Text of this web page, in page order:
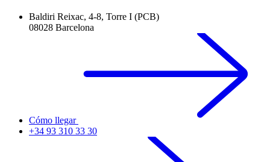
Baldiri Reixac, 4-8, Torre I (PCB)
08028 Barcelona
Cómo llegar
+34 93 310 33 30